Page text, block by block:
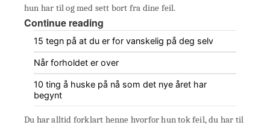
hun har til og med sett bort fra dine feil.
Continue reading
15 tegn på at du er for vanskelig på deg selv
Når forholdet er over
10 ting å huske på nå som det nye året har
begynt
Du har alltid forklart henne hvorfor hun tok feil, du har til